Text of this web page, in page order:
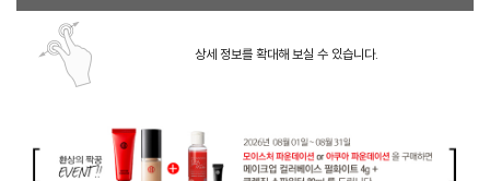
상세 정보를 확대해 보실 수 있습니다.